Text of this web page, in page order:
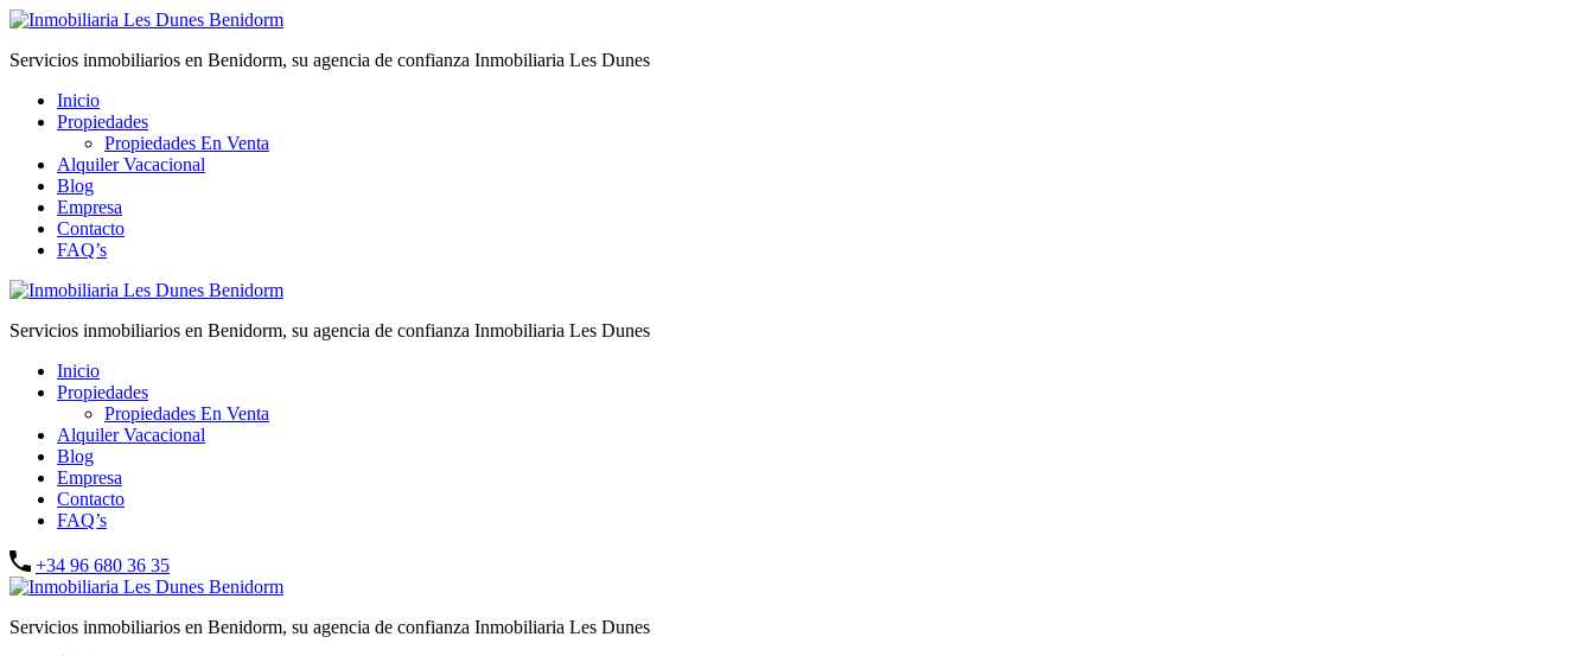
Servicios inmobiliarios en Benidorm, su agencia de confianza Inmobiliaria Les Dunes
Inicio
Propiedades
Propiedades En Venta
Alquiler Vacacional
Blog
Empresa
Contacto
FAQ’s
Servicios inmobiliarios en Benidorm, su agencia de confianza Inmobiliaria Les Dunes
Inicio
Propiedades
Propiedades En Venta
Alquiler Vacacional
Blog
Empresa
Contacto
FAQ’s
+34 96 680 36 35
Servicios inmobiliarios en Benidorm, su agencia de confianza Inmobiliaria Les Dunes